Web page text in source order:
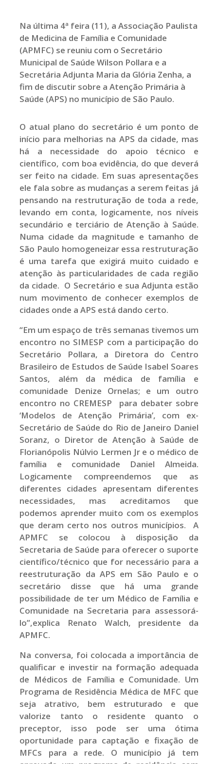
Na última 4ª feira (11), a Associação Paulista
de Medicina de Família e Comunidade
(APMFC) se reuniu com o Secretário
Municipal de Saúde Wilson Pollara e a
Secretária Adjunta Maria da Glória Zenha, a
fim de discutir sobre a Atenção Primária à
Saúde (APS) no município de São Paulo.
O atual plano do secretário é um ponto de
início para melhorias na APS da cidade, mas
há a necessidade do apoio técnico e
científico, com boa evidência, do que deverá
ser feito na cidade. Em suas apresentações
ele fala sobre as mudanças a serem feitas já
pensando na restruturação de toda a rede,
levando em conta, logicamente, nos níveis
secundário e terciário de Atenção à Saúde.
Numa cidade da magnitude e tamanho de
São Paulo homogeneizar essa restruturação
é uma tarefa que exigirá muito cuidado e
atenção às particularidades de cada região
da cidade. O Secretário e sua Adjunta estão
num movimento de conhecer exemplos de
cidades onde a APS está dando certo.
“Em um espaço de três semanas tivemos um
encontro no SIMESP com a participação do
Secretário Pollara, a Diretora do Centro
Brasileiro de Estudos de Saúde Isabel Soares
Santos, além da médica de família e
comunidade Denize Ornelas; e um outro
encontro no CREMESP para debater sobre
‘Modelos de Atenção Primária’, com ex-
Secretário de Saúde do Rio de Janeiro Daniel
Soranz, o Diretor de Atenção à Saúde de
Florianópolis Núlvio Lermen Jr e o médico de
família e comunidade Daniel Almeida.
Logicamente compreendemos que as
diferentes cidades apresentam diferentes
necessidades, mas acreditamos que
podemos aprender muito com os exemplos
que deram certo nos outros municípios. A
APMFC se colocou à disposição da
Secretaria de Saúde para oferecer o suporte
científico/técnico que for necessário para a
reestruturação da APS em São Paulo e o
secretário disse que há uma grande
possibilidade de ter um Médico de Família e
Comunidade na Secretaria para assessorá-
lo”,explica Renato Walch, presidente da
APMFC.
Na conversa, foi colocada a importância de
qualificar e investir na formação adequada
de Médicos de Família e Comunidade. Um
Programa de Residência Médica de MFC que
seja atrativo, bem estruturado e que
valorize tanto o residente quanto o
preceptor, isso pode ser uma ótima
oportunidade para captação e fixação de
MFCs para a rede. O município já tem